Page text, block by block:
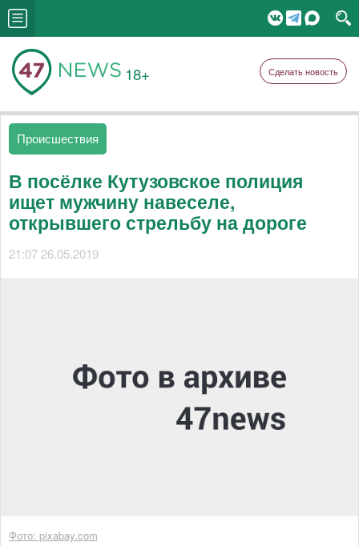
18+ Сделать новость
Происшествия
В посёлке Кутузовское полиция
ищет мужчину навеселе,
открывшего стрельбу на дороге
21:07 26.05.2019
Фото: pixabay.com